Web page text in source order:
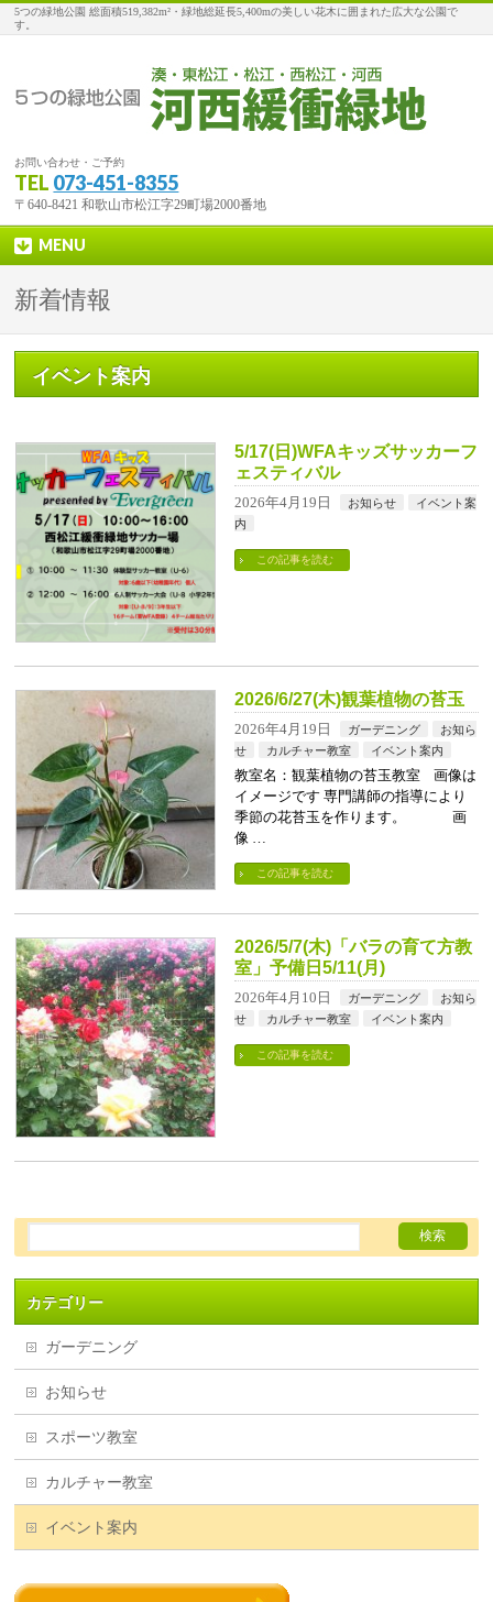
5つの緑地公園 総面積519,382m²・緑地総延長5,400mの美しい花木に囲まれた広大な公園で
す。
お問い合わせ・ご予約
TEL 073-451-8355
〒640-8421 和歌山市松江字29町場2000番地
MENU
新着情報
イベント案内
5/17(日)WFAキッズサッカーフ
ェスティバル
2026年4月19日 お知らせ
イベント案
内
この記事を読む
2026/6/27(木)観葉植物の苔玉
2026年4月19日 ガーデニング
お知ら
せ
カルチャー教室 イベント案内
教室名：観葉植物の苔玉教室 画像は
イメージです 専門講師の指導により
季節の花苔玉を作ります。 画
像 …
この記事を読む
2026/5/7(木)「バラの育て方教
室」予備日5/11(月)
2026年4月10日 ガーデニング
お知ら
せ
カルチャー教室 イベント案内
この記事を読む
カテゴリー
ガーデニング
お知らせ
スポーツ教室
カルチャー教室
イベント案内